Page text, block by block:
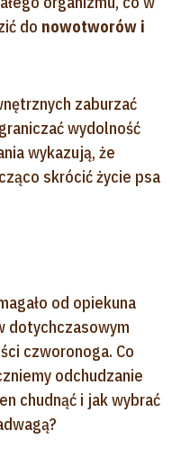
do nowotworów i
zaburzać
wydolność
wykazują, że
skrócić życie psa
od opiekuna
dotychczasowym
czworonoga. Co
odchudzanie
chudnąć i jak wybrać